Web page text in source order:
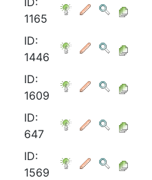
1165
ID:
1446
ID:
1609
ID:
647
ID:
1569